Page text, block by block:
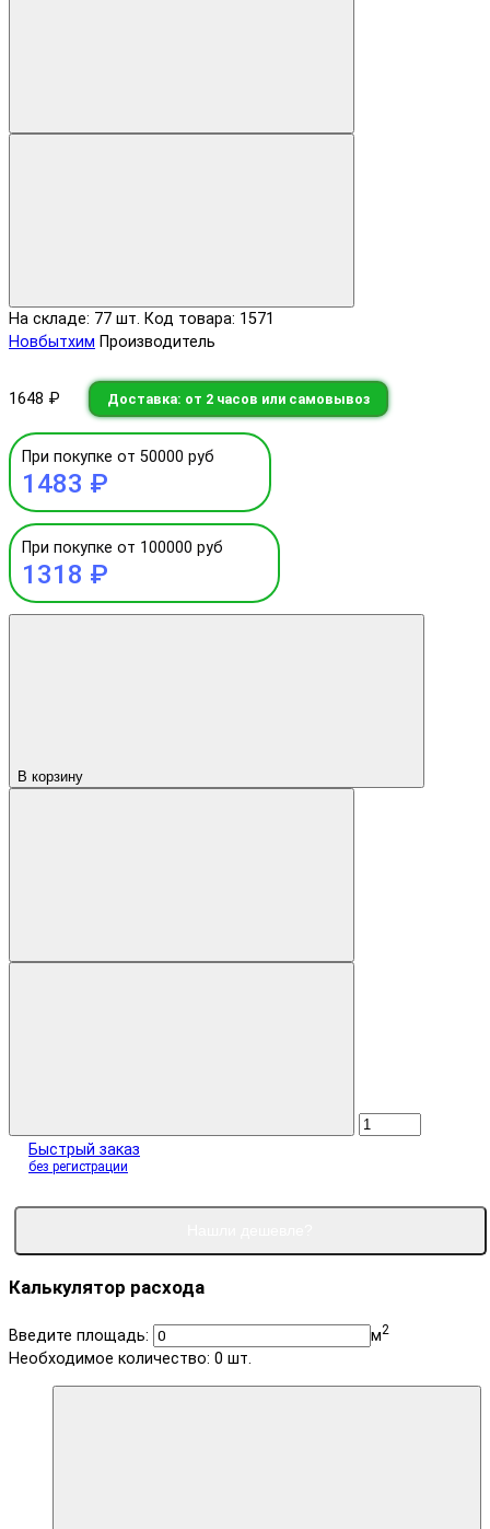
На складе: 77 шт. Код товара: 1571
Новбытхим Производитель
1648 ₽ Доставка: от 2 часов или самовывоз
При покупке от 50000 руб
1483 ₽
При покупке от 100000 руб
1318 ₽
В корзину
Быстрый заказ
без регистрации
Калькулятор расхода
Введите площадь: м2
Необходимое количество: 0 шт.